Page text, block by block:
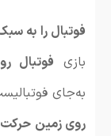
فوتبال را به
بازی فوتبال
به‌جای
روی زمین